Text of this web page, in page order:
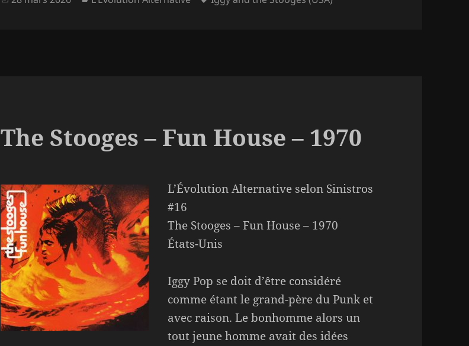
The Stooges – Fun House – 1970
L’Évolution Alternative selon Sinistros
#16
The Stooges – Fun House – 1970
États-Unis
Iggy Pop se doit d’être considéré
comme étant le grand-père du Punk et
avec raison. Le bonhomme alors un
tout jeune homme avait des idées